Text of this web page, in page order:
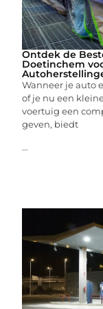
Ontdek de
Doetinchem
Wanneer je auto
of je nu een
voertuig een
geven, biedt
...